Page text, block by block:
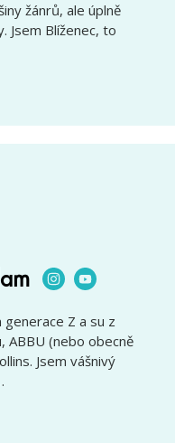
žánrů, ale úplně
Jsem Blíženec, to
generace Z a su z
ABBU (nebo obecně
Jsem vášnivý